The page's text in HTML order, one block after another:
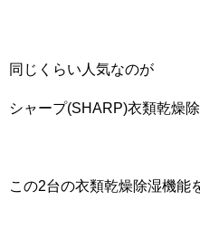
同じくらい人気なのが
シャープ(SHARP)衣類乾燥
この2台の衣類乾燥除湿機能